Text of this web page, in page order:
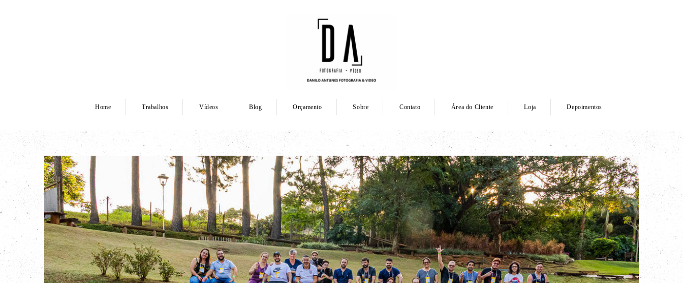
Home Trabalhos Vídeos Blog Orçamento Sobre Contato Área do Cliente Loja Depoimentos